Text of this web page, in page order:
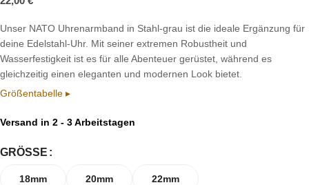
Unser NATO Uhrenarmband in Stahl-grau ist die ideale Ergänzung für
deine Edelstahl-Uhr. Mit seiner extremen Robustheit und
Wasserfestigkeit ist es für alle Abenteuer gerüstet, während es
gleichzeitig einen eleganten und modernen Look bietet.
Größentabelle ▸
Versand in 2 - 3 Arbeitstagen
GRÖSSE
18mm 20mm 22mm